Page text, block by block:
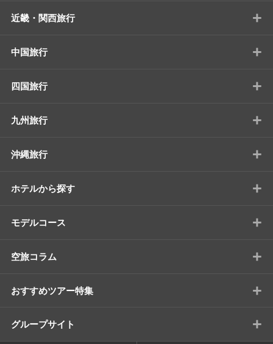
近畿・関西旅行 +
中国旅行 +
四国旅行 +
九州旅行 +
沖縄旅行 +
ホテルから探す +
モデルコース +
空旅コラム +
おすすめツアー特集 +
グループサイト +